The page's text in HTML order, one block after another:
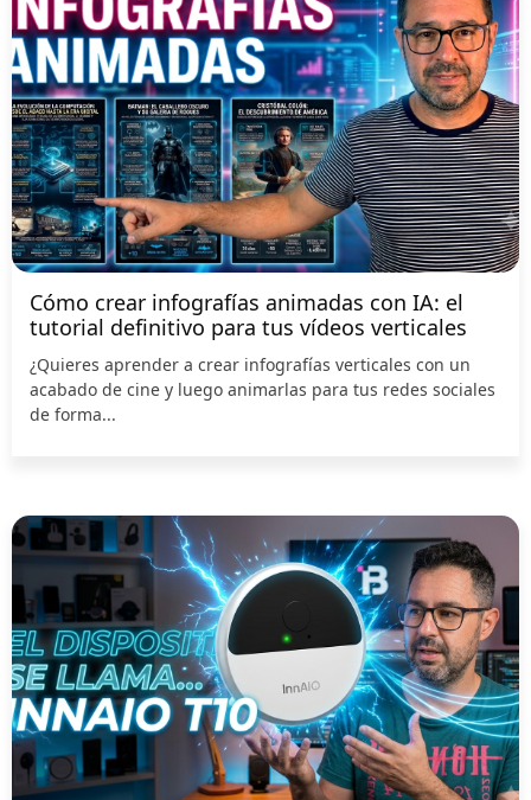
Cómo crear infografías animadas con IA: el
tutorial definitivo para tus vídeos verticales
¿Quieres aprender a crear infografías verticales con un
acabado de cine y luego animarlas para tus redes sociales
de forma...